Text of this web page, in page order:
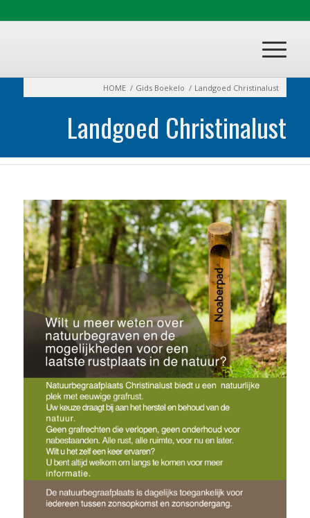
HOME / Gids Boekelo / Landgoed Christinalust
Landgoed Christinalust